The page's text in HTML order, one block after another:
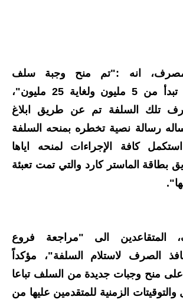
الاخبار السياسية
الاخبار الامنية
الاخبار الاقتصادية
الاخبار الرياضية
نتائج الامتحانات
المرحلة الابتدائية
المرحلة المتوسطة
انه :"تم منح وجبة سلف
المتقاعدين التي تبدأ من 5 مليون ولغاية 25 مليون"،
تلك السلفة تم عن طريق ابلاغ
رسالة نصية تخطره بمنحه السلفة
كافة الإجراءات لمنحه اياها
الماستر كارد والتي تمت تعبئة
المتقاعدين الى "مراجعة فروع
الصرف لاستلام السلفة"، مؤكداً
منح وجبات جديدة من السلف تباعا
الزمنية للمتقدمين عليها من